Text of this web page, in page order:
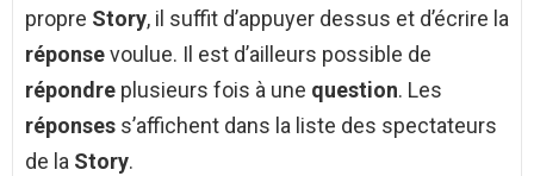
propre Story, il suffit d’appuyer dessus et d’écrire la
réponsevoulue. Il est d’ailleurs possible de
répondre plusieurs fois à une question. Les
réponses s’affichent dans la liste des spectateurs
de la Story.